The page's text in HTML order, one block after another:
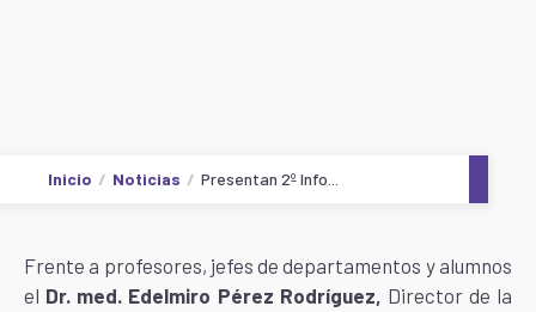
Inicio Noticias Presentan 2º Info...
Frente a profesores, jefes de departamentos y alumnos
el Dr. med. Edelmiro Pérez Rodríguez, Director de la